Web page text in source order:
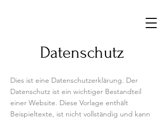
Datenschutz
Dies ist eine Datenschutzerklärung. Der
Datenschutz ist ein wichtiger Bestandteil
einer Website. Diese Vorlage enthält
Beispieltexte, ist nicht vollständig und kann